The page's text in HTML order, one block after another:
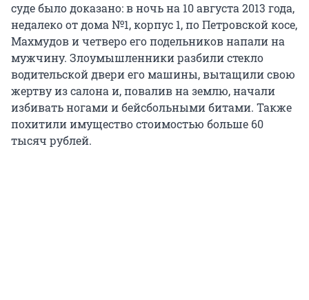
суде было доказано: в ночь на 10 августа 2013 года,
недалеко от дома №1, корпус 1, по Петровской косе,
Махмудов и четверо его подельников напали на
мужчину. Злоумышленники разбили стекло
водительской двери его машины, вытащили свою
жертву из салона и, повалив на землю, начали
избивать ногами и бейсбольными битами. Также
похитили имущество стоимостью больше 60
тысяч рублей.